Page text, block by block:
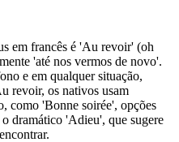
em francês é 'Au revoir' (oh
'até nos vermos de novo'.
e em qualquer situação,
revoir, os nativos usam
como 'Bonne soirée', opções
dramático 'Adieu', que sugere